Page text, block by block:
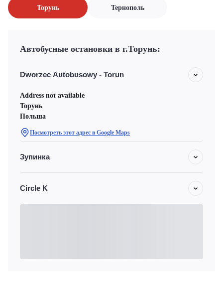
Торунь Тернополь
Автобусные остановки в г.Торунь:
Dworzec Autobusowy - Torun
Address not available
Торунь
Польша
Посмотреть этот адрес в Google Maps
Зупинка
Circle K